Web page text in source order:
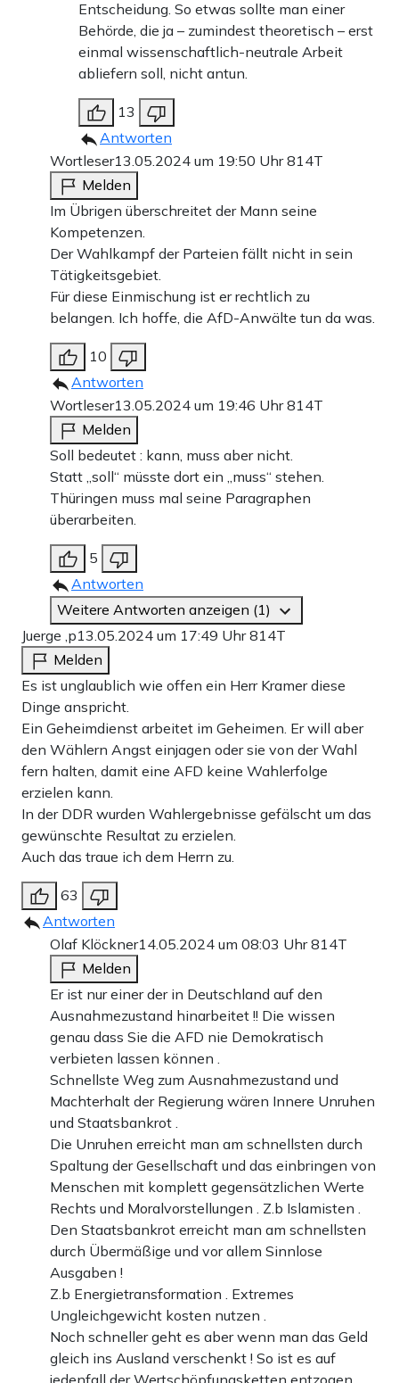
Entscheidung. So etwas sollte man einer
Behörde, die ja – zumindest theoretisch – erst
einmal wissenschaftlich-neutrale Arbeit
abliefern soll, nicht antun.
13
Antworten
Wortleser13.05.2024 um 19:50 Uhr814T
Melden
Im Übrigen überschreitet der Mann seine
Kompetenzen.
Der Wahlkampf der Parteien fällt nicht in sein
Tätigkeitsgebiet.
Für diese Einmischung ist er rechtlich zu
belangen. Ich hoffe, die AfD-Anwälte tun da was.
10
Antworten
Wortleser13.05.2024 um 19:46 Uhr814T
Melden
Soll bedeutet : kann, muss aber nicht.
Statt „soll“ müsste dort ein „muss“ stehen.
Thüringen muss mal seine Paragraphen
überarbeiten.
5
Antworten
Weitere Antworten anzeigen (1)
Juerge ,p13.05.2024 um 17:49 Uhr814T
Melden
Es ist unglaublich wie offen ein Herr Kramer diese
Dinge anspricht.
Ein Geheimdienst arbeitet im Geheimen. Er will aber
den Wählern Angst einjagen oder sie von der Wahl
fern halten, damit eine AFD keine Wahlerfolge
erzielen kann.
In der DDR wurden Wahlergebnisse gefälscht um das
gewünschte Resultat zu erzielen.
Auch das traue ich dem Herrn zu.
63
Antworten
Olaf Klöckner14.05.2024 um 08:03 Uhr814T
Melden
Er ist nur einer der in Deutschland auf den
Ausnahmezustand hinarbeitet !! Die wissen
genau dass Sie die AFD nie Demokratisch
verbieten lassen können .
Schnellste Weg zum Ausnahmezustand und
Machterhalt der Regierung wären Innere Unruhen
und Staatsbankrot .
Die Unruhen erreicht man am schnellsten durch
Spaltung der Gesellschaft und das einbringen von
Menschen mit komplett gegensätzlichen Werte
Rechts und Moralvorstellungen . Z.b Islamisten .
Den Staatsbankrot erreicht man am schnellsten
durch Übermäßige und vor allem Sinnlose
Ausgaben !
Z.b Energietransformation . Extremes
Ungleichgewicht kosten nutzen .
Noch schneller geht es aber wenn man das Geld
gleich ins Ausland verschenkt ! So ist es auf
jedenfall der Wertschöpfungsketten entzogen .